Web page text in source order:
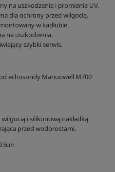
na uszkodzenia i promienie UV.
dla ochrony przed wilgocią.
w kadłubie.
na uszkodzenia.
szybki serwis.
echosondy Manuowell M700
i silikonową nakładką.
przed wodorostami.